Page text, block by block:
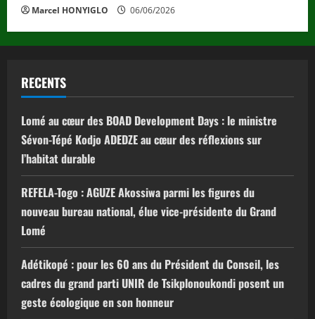
Marcel HONYIGLO 06/06/2026
RECENTS
Lomé au cœur des BOAD Development Days : le ministre
Sévon-Tépé Kodjo ADEDZE au cœur des réflexions sur
l’habitat durable
REFELA-Togo : AGUZE Akossiwa parmi les figures du
nouveau bureau national, élue vice-présidente du Grand
Lomé
Adétikopé : pour les 60 ans du Président du Conseil, les
cadres du grand parti UNIR de Tsikplonoukondi posent un
geste écologique en son honneur